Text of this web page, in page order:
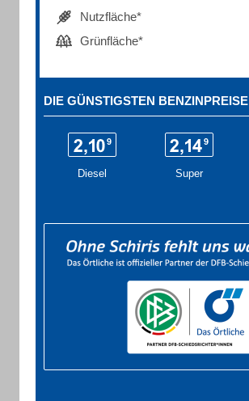
Nutzfläche*
Grünfläche*
DIE GÜNSTIGSTEN BENZINPREISE
Diesel Super